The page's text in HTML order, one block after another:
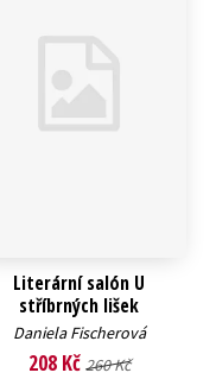
Literární salón U
stříbrných lišek
Daniela Fischerová
208 Kč 260 Kč